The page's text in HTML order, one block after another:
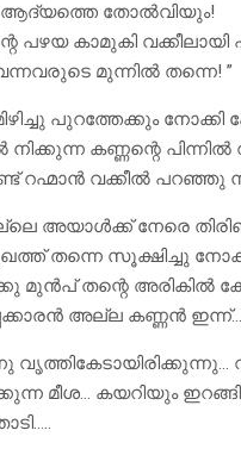
ആദ്യത്തെ തോൽവിയും!
പഴയ കാമുകി വക്കീലായി
മുന്നിൽ തന്നെ! ”
പുറത്തേക്കും നോക്കി
നിക്കുന്ന കണ്ണന്റെ
റഹ്മാൻ വക്കീൽ പറഞ്ഞു
അയാൾക്ക്‌ നേരെ
തന്നെ സൂക്ഷിച്ചു
മുൻപ് തന്റെ അരികിൽ
അല്ല കണ്ണൻ ഇന്ന്…
വൃത്തികേടായിരിക്കുന്നു…
മീശ… കയറിയും